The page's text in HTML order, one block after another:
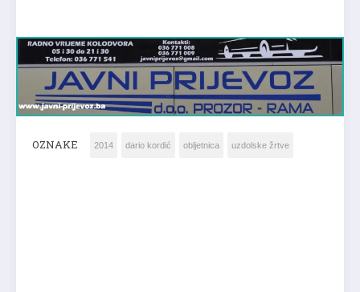
OZNAKE 2014 dario kordić obljetnica uzdolske žrtve